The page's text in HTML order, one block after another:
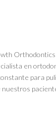
Orthodontics
en
para
nuestros